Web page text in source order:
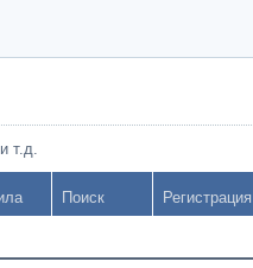
т.д.
Поиск Регистрация